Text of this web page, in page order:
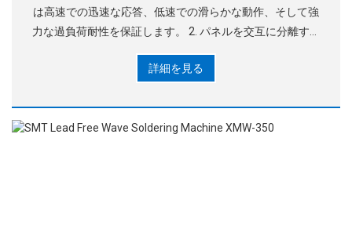
は高速での迅速な応答、低速での滑らかな動作、そして強
力な過負荷耐性を保証します。 2. パネルを交互に分離する
詳細を見る